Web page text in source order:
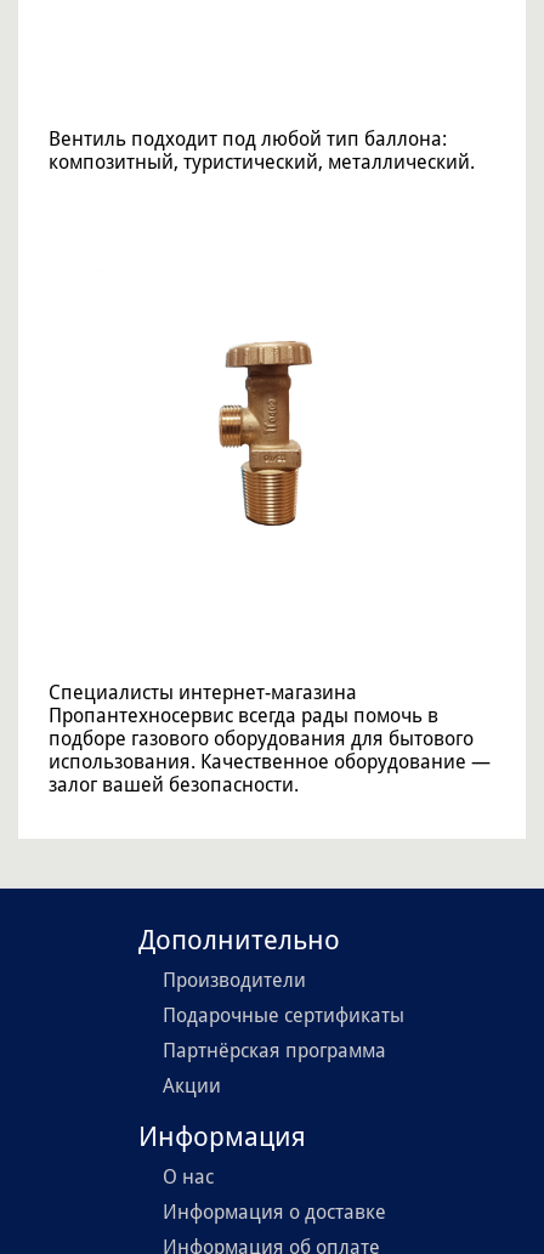
Вентиль подходит под любой тип баллона:
композитный, туристический, металлический.
Специалисты интернет-магазина
Пропантехносервис всегда рады помочь в
подборе газового оборудования для бытового
использования. Качественное оборудование —
залог вашей безопасности.
Дополнительно
Производители
Подарочные сертификаты
Партнёрская программа
Акции
Информация
О нас
Информация о доставке
Информация об оплате